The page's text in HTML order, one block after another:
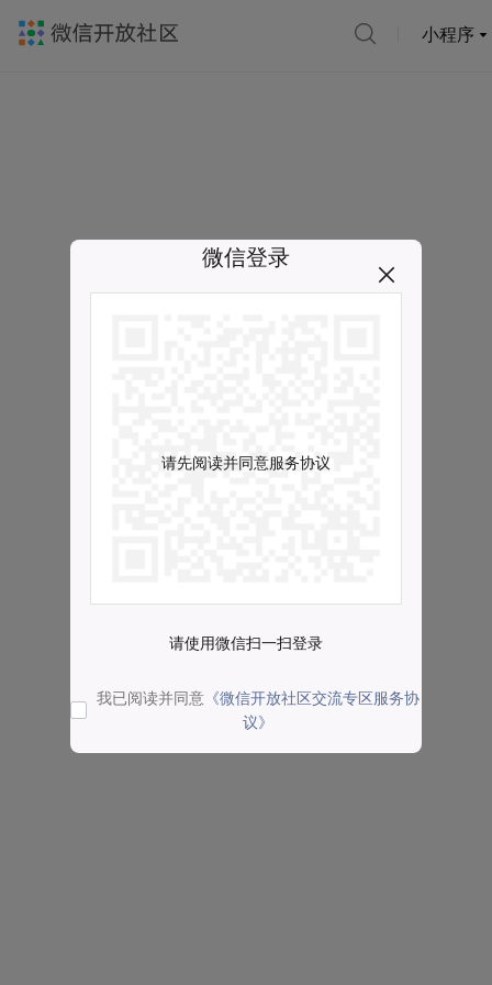
小程序
微信登录
请先阅读并同意服务协议
请使用微信扫一扫登录
我已阅读并同意 《微信开放社区交流专区服务协
议》